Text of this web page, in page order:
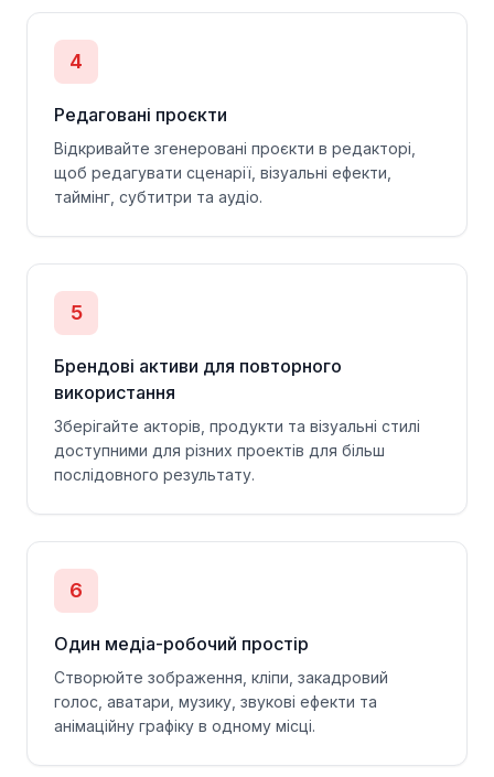
4
Редаговані проєкти
Відкривайте згенеровані проєкти в редакторі,
щоб редагувати сценарії, візуальні ефекти,
таймінг, субтитри та аудіо.
5
Брендові активи для повторного
використання
Зберігайте акторів, продукти та візуальні стилі
доступними для різних проектів для більш
послідовного результату.
6
Один медіа-робочий простір
Створюйте зображення, кліпи, закадровий
голос, аватари, музику, звукові ефекти та
анімаційну графіку в одному місці.